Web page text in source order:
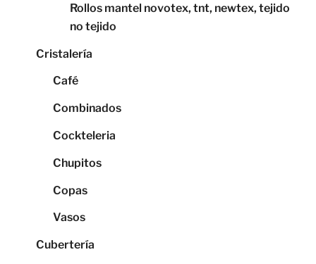
Rollos mantel novotex, tnt, newtex, tejido
no tejido
Cristalería
Café
Combinados
Cockteleria
Chupitos
Copas
Vasos
Cubertería